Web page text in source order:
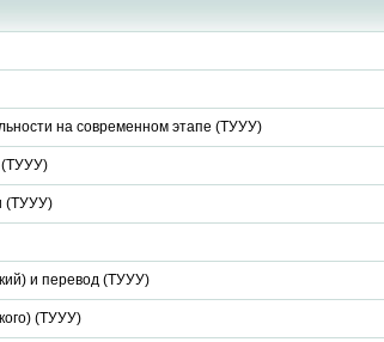
на современном этапе (ТУУУ)
(ТУУУ)
(ТУУУ)
и перевод (ТУУУ)
(ТУУУ)